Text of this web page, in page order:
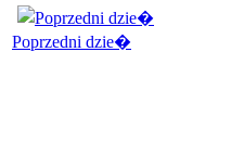
Poprzedni dzie�